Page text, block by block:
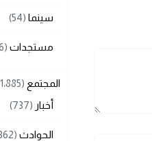
سينما (54)
مستجدات (36)
المجتمع (1٬885)
أخبار (737)
الحوادث (362)